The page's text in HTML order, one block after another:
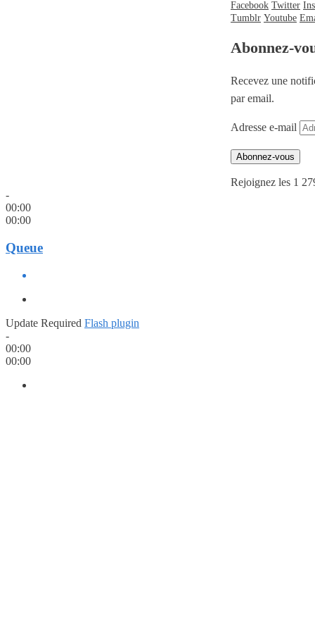
Facebook Twitter
Tumblr Youtube
Abonnez-
Recevez une
par email.
Adresse e-mail
Abonnez-vous
Rejoignez les 1
-
00:00
00:00
Queue
Update Required Flash plugin
-
00:00
00:00